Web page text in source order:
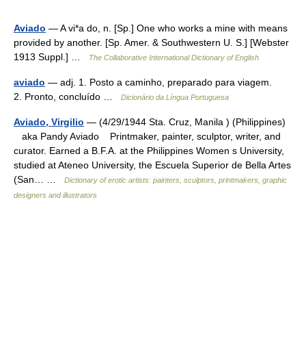
Aviado — A vi*a do, n. [Sp.] One who works a mine with means
provided by another. [Sp. Amer. & Southwestern U. S.] [Webster
1913 Suppl.] …
The Collaborative International Dictionary of English
aviado — adj. 1. Posto a caminho, preparado para viagem.
2. Pronto, concluído …
Dicionário da Língua Portuguesa
Aviado, Virgilio — (4/29/1944 Sta. Cruz, Manila ) (Philippines)
aka Pandy Aviado Printmaker, painter, sculptor, writer, and
curator. Earned a B.F.A. at the Philippines Women s University,
studied at Ateneo University, the Escuela Superior de Bella Artes
(San… …
Dictionary of erotic artists: painters, sculptors, printmakers, graphic
designers and illustrators